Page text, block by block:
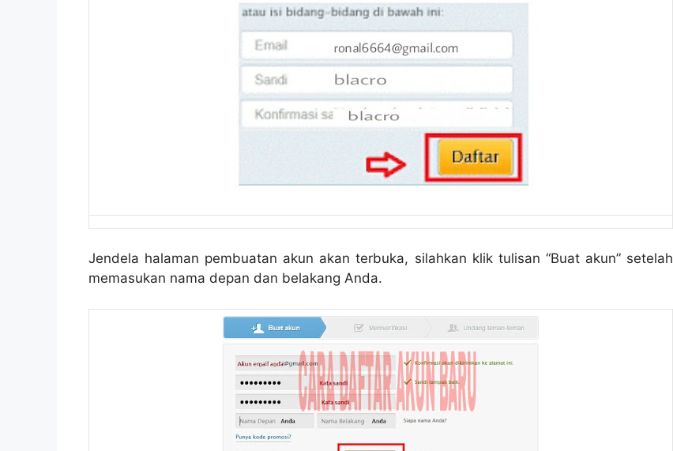
Jendela halaman pembuatan akun akan terbuka, silahkan klik tulisan “Buat akun” setelah
memasukan nama depan dan belakang Anda.